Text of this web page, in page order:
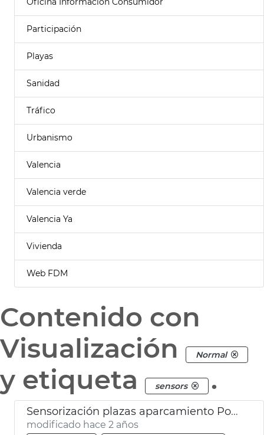
Participación
Playas
Sanidad
Tráfico
Urbanismo
Valencia
Valencia verde
Valencia Ya
Vivienda
Web FDM
Contenido con
Visualización
Normal
y etiqueta sensors .
Sensorización plazas aparcamiento Poblats Marítims
modificado hace 2 años